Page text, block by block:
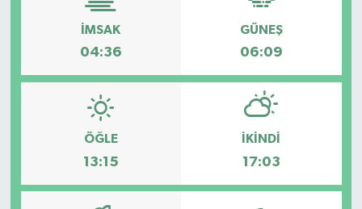
İMSAK
04:36
GÜNEŞ
06:09
ÖĞLE
13:15
İKINDI
17:03